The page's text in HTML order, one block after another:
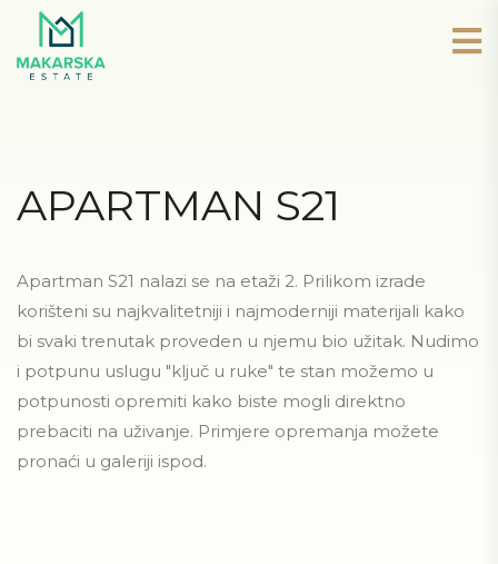
APARTMAN S21
Apartman S21 nalazi se na etaži 2. Prilikom izrade
korišteni su najkvalitetniji i najmoderniji materijali kako
bi svaki trenutak proveden u njemu bio užitak. Nudimo
i potpunu uslugu "ključ u ruke" te stan možemo u
potpunosti opremiti kako biste mogli direktno
prebaciti na uživanje. Primjere opremanja možete
pronaći u galeriji ispod.